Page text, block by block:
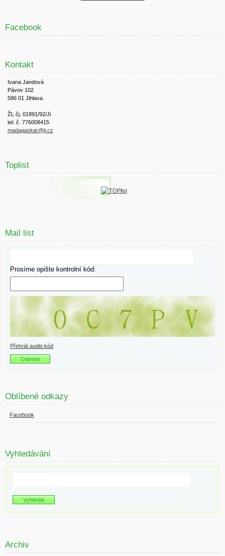
Facebook
Kontakt
Ivana Jandová
Pávov 102
586 01 Jihlava
ŽL čj. 01891/92/Ji
tel. č. 776008415
madagaskar@ji.cz
Toplist
Mail list
Prosíme opište kontrolní kód:
Přehrát audio kód
Oblíbené odkazy
Facebook
Vyhledávání
Archiv